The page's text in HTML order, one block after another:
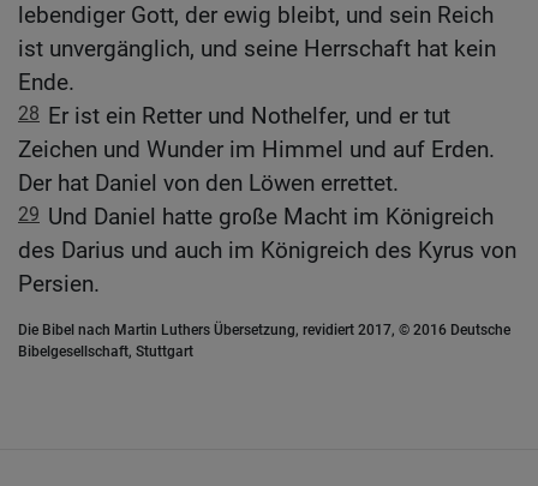
lebendiger Gott, der ewig bleibt, und sein Reich
ist unvergänglich, und seine Herrschaft hat kein
Ende.
28 Er ist ein Retter und Nothelfer, und er tut
Zeichen und Wunder im Himmel und auf Erden.
Der hat Daniel von den Löwen errettet.
29 Und Daniel hatte große Macht im Königreich
des Darius und auch im Königreich des Kyrus von
Persien.
Die Bibel nach Martin Luthers Übersetzung, revidiert 2017, © 2016 Deutsche
Bibelgesellschaft, Stuttgart